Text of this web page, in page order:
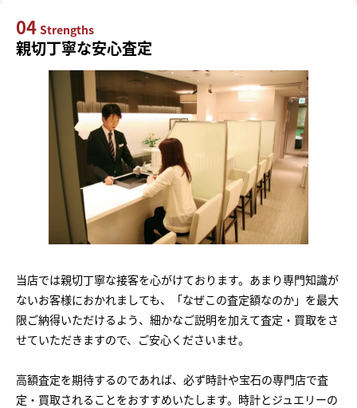
04 Strengths
親切丁寧な安心査定
当店では親切丁寧な接客を心がけております。あまり専門知識が
ないお客様におかれましても、「なぜこの査定額なのか」を最大
限ご納得いただけるよう、細かなご説明を加えて査定・買取をさ
せていただきますので、ご安心くださいませ。
高額査定を期待するのであれば、必ず時計や宝石の専門店で査
定・買取されることをおすすめいたします。時計とジュエリーの